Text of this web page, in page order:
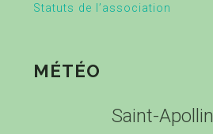
Statuts de l’association
MÉTÉO
Saint-